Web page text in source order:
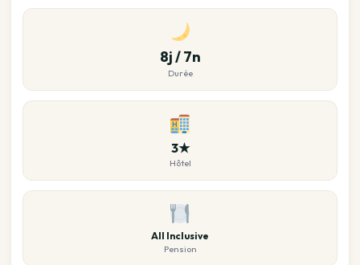
8j / 7n
Durée
3★
Hôtel
All Inclusive
Pension